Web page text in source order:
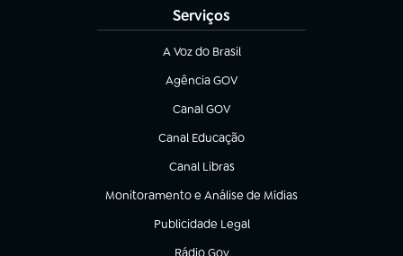
Serviços
A Voz do Brasil
(abre em nova aba)
Agência GOV
(abre em nova aba)
Canal GOV
(abre em nova aba)
Canal Educação
(abre em nova aba)
Canal Libras
(abre em nova aba)
Monitoramento e Análise de Mídias
(abre em nova aba)
Publicidade Legal
(abre em nova aba)